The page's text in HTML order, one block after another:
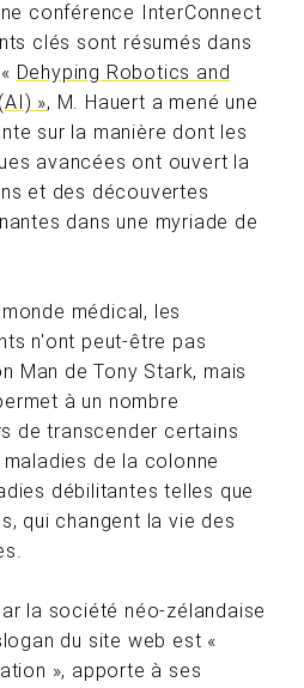
conférence InterConnect
clés sont résumés dans
Dehyping Robotics and
», M. Hauert a mené une
sur la manière dont les
avancées ont ouvert la
et des découvertes
dans une myriade de
médical, les
n'ont peut-être pas
Man de Tony Stark, mais
à un nombre
de transcender certains
de la colonne
débilitantes telles que
qui changent la vie des
la société néo-zélandaise
du site web est «
», apporte à ses